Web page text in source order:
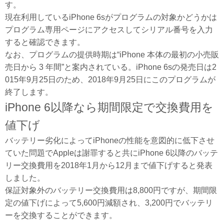
す。
現在利用しているiPhone 6sがプログラムの対象かどうかは
プログラム専用ページにアクセスしてシリアル番号を入力
すると確認できます。
なお、プログラムの提供時期は“iPhone 本体の最初の小売販
売日から 3 年間”と案内されている。iPhone 6sの発売日は2
015年9月25日のため、2018年9月25日にこのプログラムが
終了します。
iPhone 6以降なら期間限定で交換費用を
値下げ
バッテリー劣化によってiPhoneの性能を意図的に低下させ
ていた問題でAppleは謝罪すると共にiPhone 6以降のバッテ
リー交換費用を2018年1月から12月まで値下げすると発表
しました。
保証対象外のバッテリー交換費用は8,800円ですが、期間限
定の値下げによって5,600円減額され、3,200円でバッテリ
ーを交換することができます。